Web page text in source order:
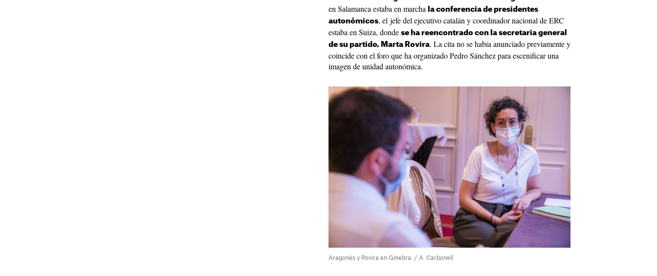
en Salamanca estaba en marcha
la conferencia de presidentes
autonómicos, el jefe del ejecutivo catalán y coordinador nacional de ERC
estaba en Suiza, donde se ha reencontrado con la secretaria general
de su partido, Marta Rovira. La cita no se había anunciado previamente y
coincide con el foro que ha organizado Pedro Sánchez para escenificar una
imagen de unidad autonómica.
Aragonès y Rovira en Ginebra. / A. Carbonell